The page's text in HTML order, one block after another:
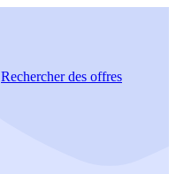
Rechercherdes offres